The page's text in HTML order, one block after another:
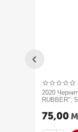
2020
RUBBER",
75,00